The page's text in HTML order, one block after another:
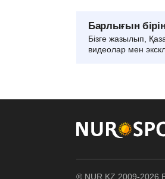
Барлығын
Бізге жазылып,
видеолар мен
® NUR.KZ 2009-2026